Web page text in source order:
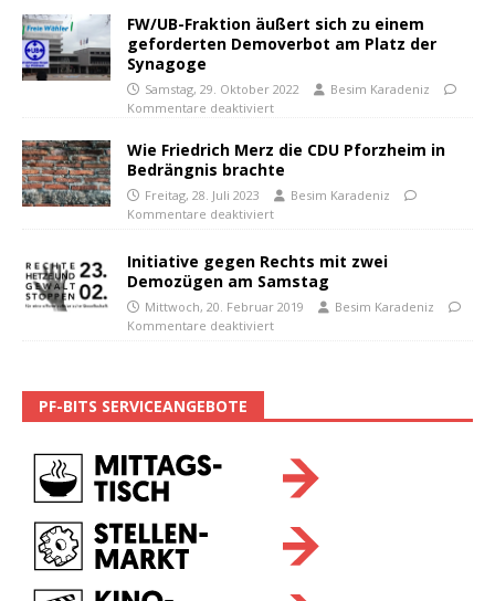
FW/UB-Fraktion äußert sich zu einem
geforderten Demoverbot am Platz der
Synagoge
Samstag, 29. Oktober 2022
Besim Karadeniz
Kommentare deaktiviert
Wie Friedrich Merz die CDU Pforzheim in
Bedrängnis brachte
Freitag, 28. Juli 2023
Besim Karadeniz
Kommentare deaktiviert
Initiative gegen Rechts mit zwei
Demozügen am Samstag
Mittwoch, 20. Februar 2019
Besim Karadeniz
Kommentare deaktiviert
PF-BITS SERVICEANGEBOTE